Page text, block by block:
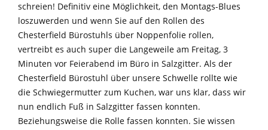
schreien! Definitiv eine Möglichkeit, den Montags-Blues
loszuwerden und wenn Sie auf den Rollen des
Chesterfield Bürostuhls über Noppenfolie rollen,
vertreibt es auch super die Langeweile am Freitag, 3
Minuten vor Feierabend im Büro in Salzgitter. Als der
Chesterfield Bürostuhl über unsere Schwelle rollte wie
die Schwiegermutter zum Kuchen, war uns klar, dass wir
nun endlich Fuß in Salzgitter fassen konnten.
Beziehungsweise die Rolle fassen konnten. Sie wissen